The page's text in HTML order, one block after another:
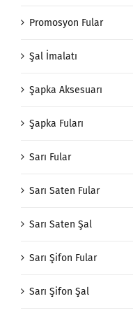
Promosyon Fular
Şal İmalatı
Şapka Aksesuarı
Şapka Fuları
Sarı Fular
Sarı Saten Fular
Sarı Saten Şal
Sarı Şifon Fular
Sarı Şifon Şal